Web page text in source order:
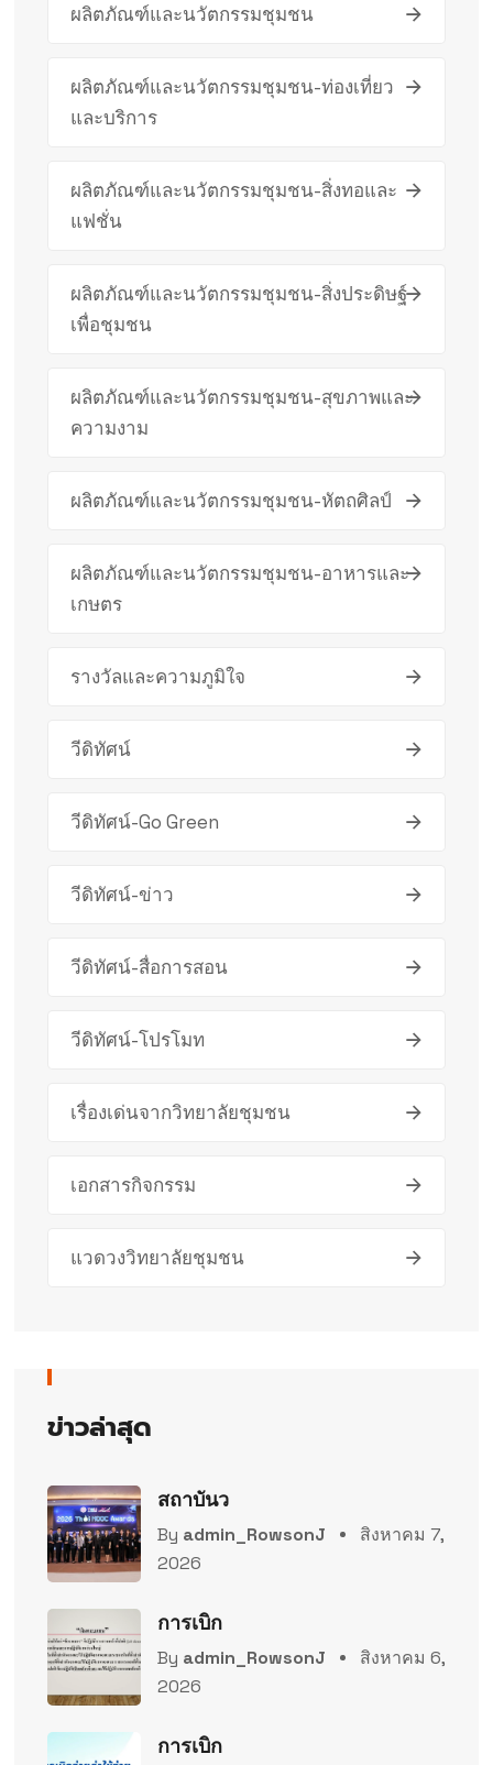
ผลิตภัณฑ์และนวัตกรรมชุมชน
ผลิตภัณฑ์และนวัตกรรมชุมชน-ท่องเที่ยว
และบริการ
ผลิตภัณฑ์และนวัตกรรมชุมชน-สิ่งทอและ
แฟชั่น
ผลิตภัณฑ์และนวัตกรรมชุมชน-สิ่งประดิษฐ์
เพื่อชุมชน
ผลิตภัณฑ์และนวัตกรรมชุมชน-สุขภาพและ
ความงาม
ผลิตภัณฑ์และนวัตกรรมชุมชน-หัตถศิลป์
ผลิตภัณฑ์และนวัตกรรมชุมชน-อาหารและ
เกษตร
รางวัลและความภูมิใจ
วีดิทัศน์
วีดิทัศน์-Go Green
วีดิทัศน์-ข่าว
วีดิทัศน์-สื่อการสอน
วีดิทัศน์-โปรโมท
เรื่องเด่นจากวิทยาลัยชุมชน
เอกสารกิจกรรม
แวดวงวิทยาลัยชุมชน
ข่าวล่าสุด
สถาบันว
By admin_RowsonJ
สิงหาคม 7,
2026
การเบิก
By admin_RowsonJ
สิงหาคม 6,
2026
การเบิก